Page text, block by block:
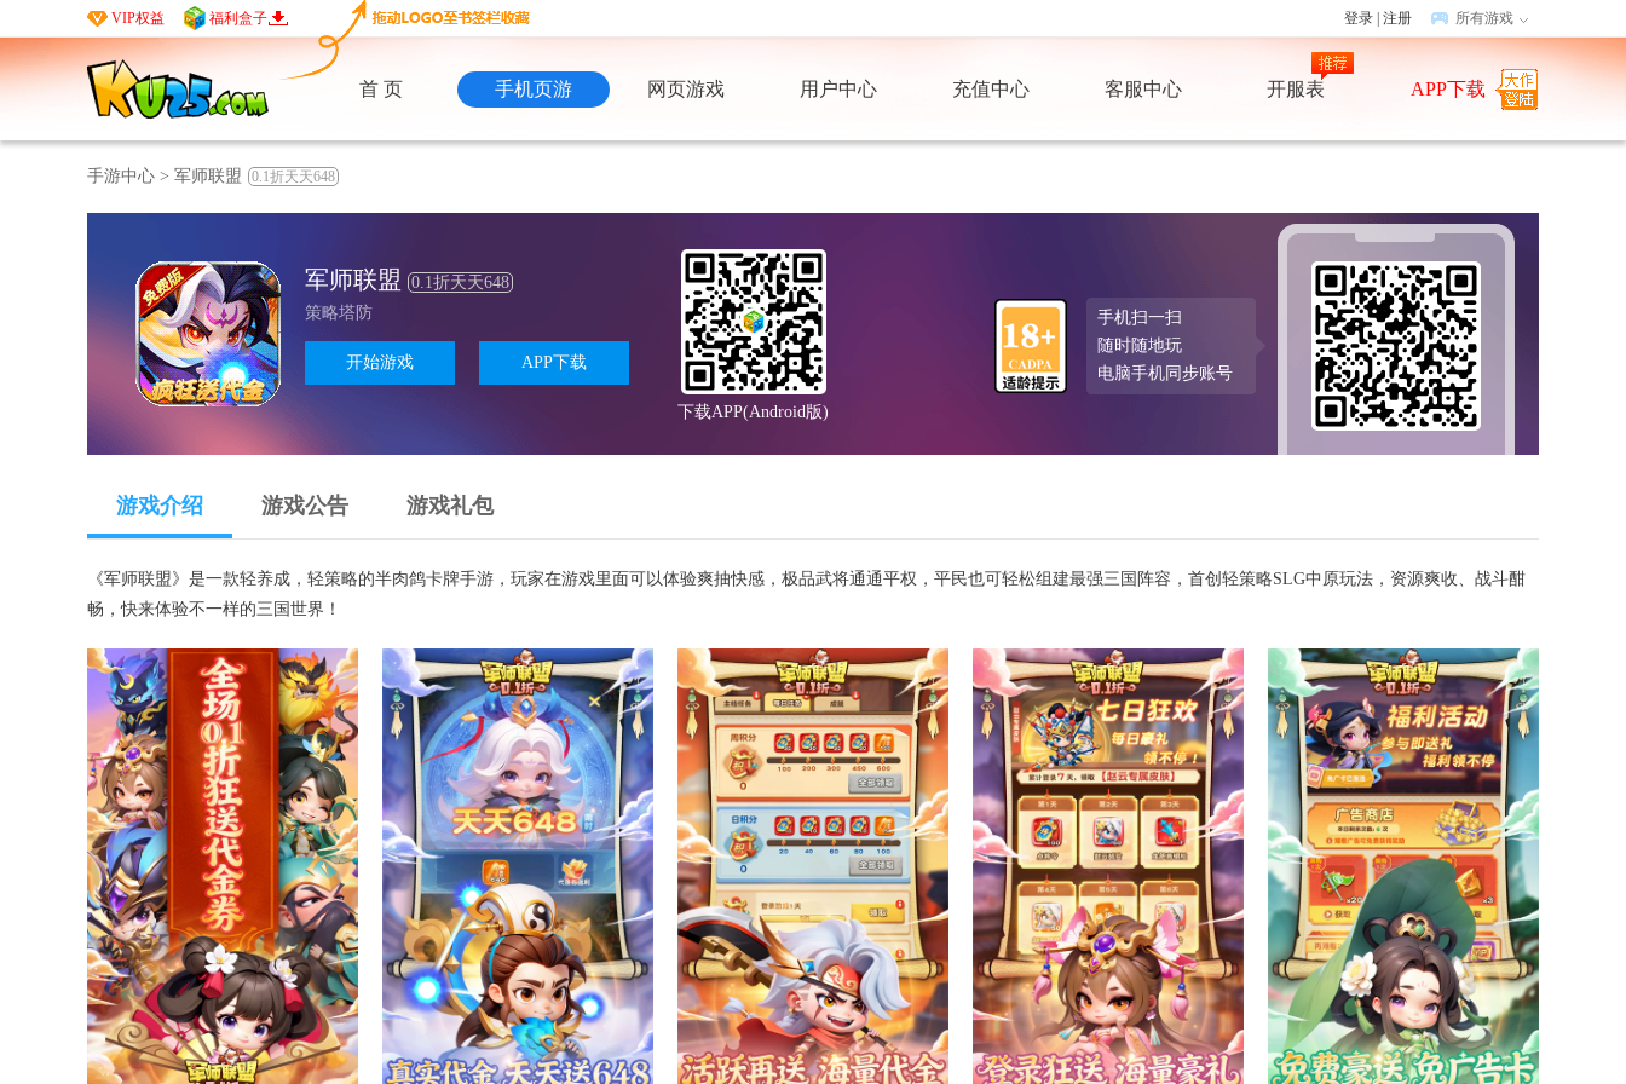
VIP权益 福利盒子 登录 注册 所有游戏
首 页 手机页游 网页游戏 用户中心 充值中心 客服中心 开服表 APP下载
手游中心 > 军师联盟 0.1折天天648
军师联盟
0.1折天天648
策略塔防
开始游戏 APP下载
下载APP(Android版)
手机扫一扫
随时随地玩
电脑手机同步账号
游戏介绍 游戏公告 游戏礼包
《军师联盟》是一款轻养成，轻策略的半肉鸽卡牌手游，玩家在游戏里面可以体验爽抽快感，极品武将通通平权，平民也可轻松组建最强三国阵容，首创轻策略SLG中原玩法，资源爽收、战斗酣
畅，快来体验不一样的三国世界！